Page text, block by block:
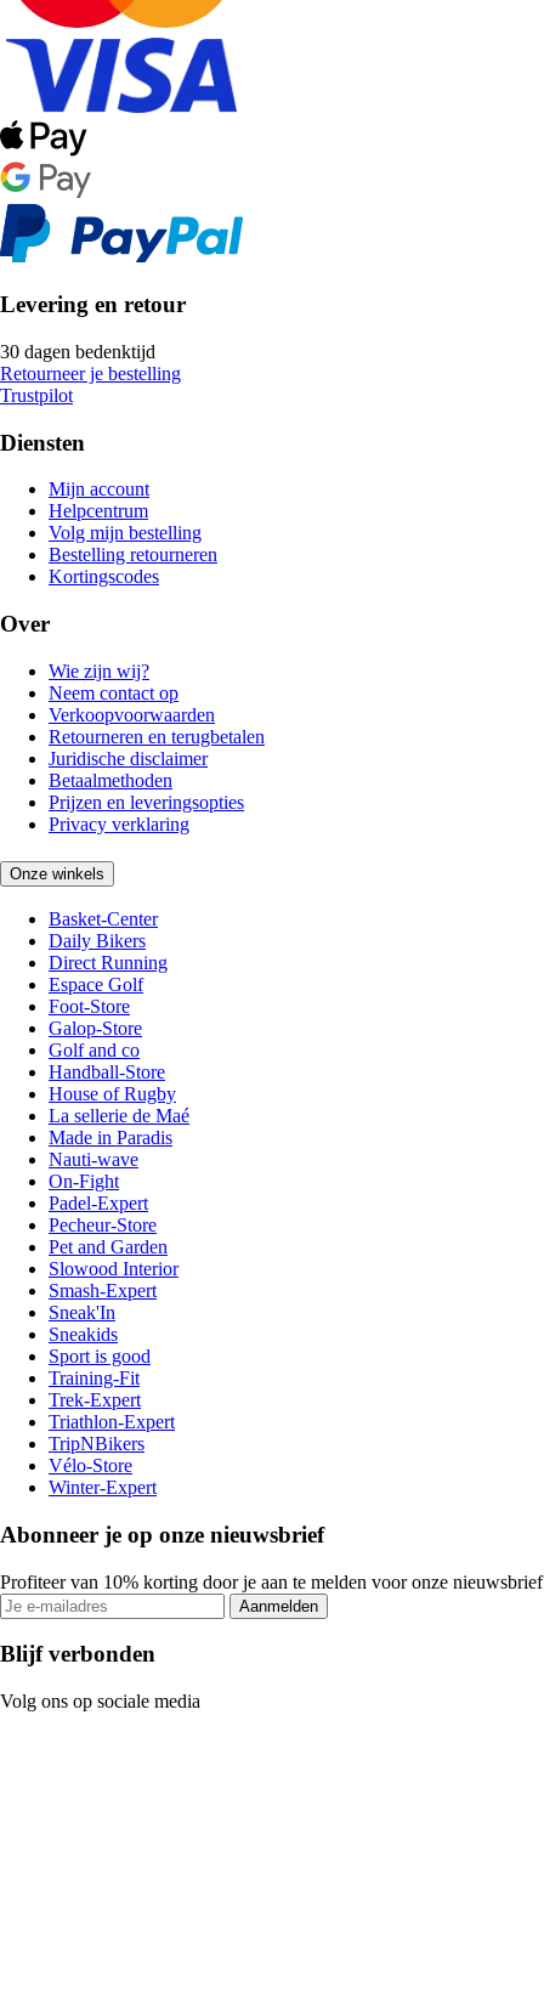
Levering en retour
30 dagen bedenktijd
Retourneer je bestelling
Trustpilot
Diensten
Mijn account
Helpcentrum
Volg mijn bestelling
Bestelling retourneren
Kortingscodes
Over
Wie zijn wij?
Neem contact op
Verkoopvoorwaarden
Retourneren en terugbetalen
Juridische disclaimer
Betaalmethoden
Prijzen en leveringsopties
Privacy verklaring
Onze winkels
Basket-Center
Daily Bikers
Direct Running
Espace Golf
Foot-Store
Galop-Store
Golf and co
Handball-Store
House of Rugby
La sellerie de Maé
Made in Paradis
Nauti-wave
On-Fight
Padel-Expert
Pecheur-Store
Pet and Garden
Slowood Interior
Smash-Expert
Sneak'In
Sneakids
Sport is good
Training-Fit
Trek-Expert
Triathlon-Expert
TripNBikers
Vélo-Store
Winter-Expert
Abonneer je op onze nieuwsbrief
Profiteer van 10% korting door je aan te melden voor onze nieuwsbrief
Aanmelden
Blijf verbonden
Volg ons op sociale media